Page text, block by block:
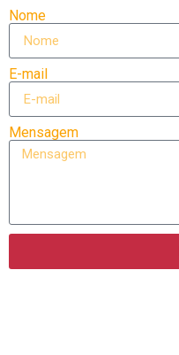
Nome
E-mail
Mensagem